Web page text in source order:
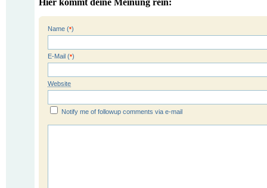
Hier kommt deine Meinung rein:
Name (*)
E-Mail (*)
Website
Notify me of followup comments via e-mail